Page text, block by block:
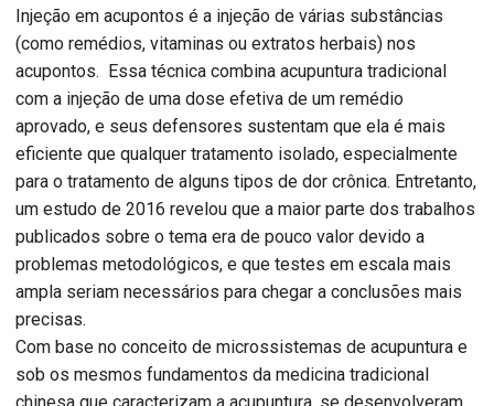
Injeção em acupontos é a injeção de várias substâncias
(como remédios, vitaminas ou extratos herbais) nos
acupontos. Essa técnica combina acupuntura tradicional
com a injeção de uma dose efetiva de um remédio
aprovado, e seus defensores sustentam que ela é mais
eficiente que qualquer tratamento isolado, especialmente
para o tratamento de alguns tipos de dor crônica. Entretanto,
um estudo de 2016 revelou que a maior parte dos trabalhos
publicados sobre o tema era de pouco valor devido a
problemas metodológicos, e que testes em escala mais
ampla seriam necessários para chegar a conclusões mais
precisas.
Com base no conceito de microssistemas de acupuntura e
sob os mesmos fundamentos da medicina tradicional